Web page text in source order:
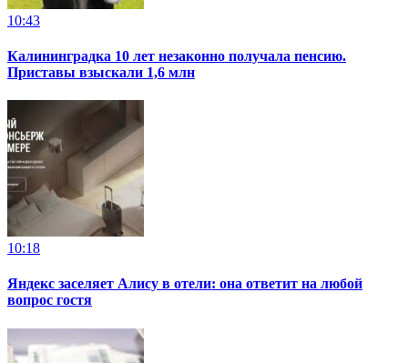
10:43
Калининградка 10 лет незаконно получала пенсию.
Приставы взыскали 1,6 млн
10:18
Яндекс заселяет Алису в отели: она ответит на любой
вопрос гостя